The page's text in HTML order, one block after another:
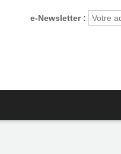
e-Newsletter :